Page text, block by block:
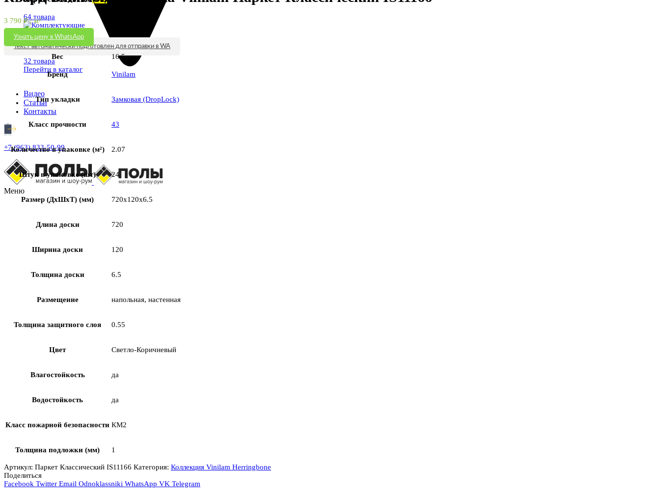
64 товара
Комплектующие (32)
32 товара
Перейти в каталог
Видео
Статьи
Контакты
+7 (963) 833-50-99
Меню
3 790 ₽/ м²
Узнать цену в WhatsApp
Текст автоматически подготовлен для отправки в WA
Вес 16.5 кг
Бренд Vinilam
Тип укладки Замковая (DropLock)
Класс прочности 43
Количество в упаковке (м²) 2.07
Штук в упаковке (шт) 24
Размер (ДхШхТ) (мм) 720x120x6.5
Длина доски 720
Ширина доски 120
Толщина доски 6.5
Размещение напольная, настенная
Толщина защитного слоя 0.55
Цвет Светло-Коричневый
Влагостойкость да
Водостойкость да
Класс пожарной безопасности КМ2
Толщина подложки (мм) 1
Артикул: Паркет Классический IS11166 Категория: Коллекция Vinilam Herringbone
Поделиться
Facebook Twitter Email Odnoklassniki WhatsApp VK Telegram